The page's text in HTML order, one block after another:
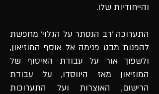
והייחודיות שלו.
התערוכה 'רב הנסתר על הגלוי' מחפשת
להפנות מבט פנימה אל אוסף המוזיאון,
ולשפוך אור על עבודת האיסוף של
המוזיאון מאז היווסדו, על עבודת
הרישום, האוצרות ועל התערוכות